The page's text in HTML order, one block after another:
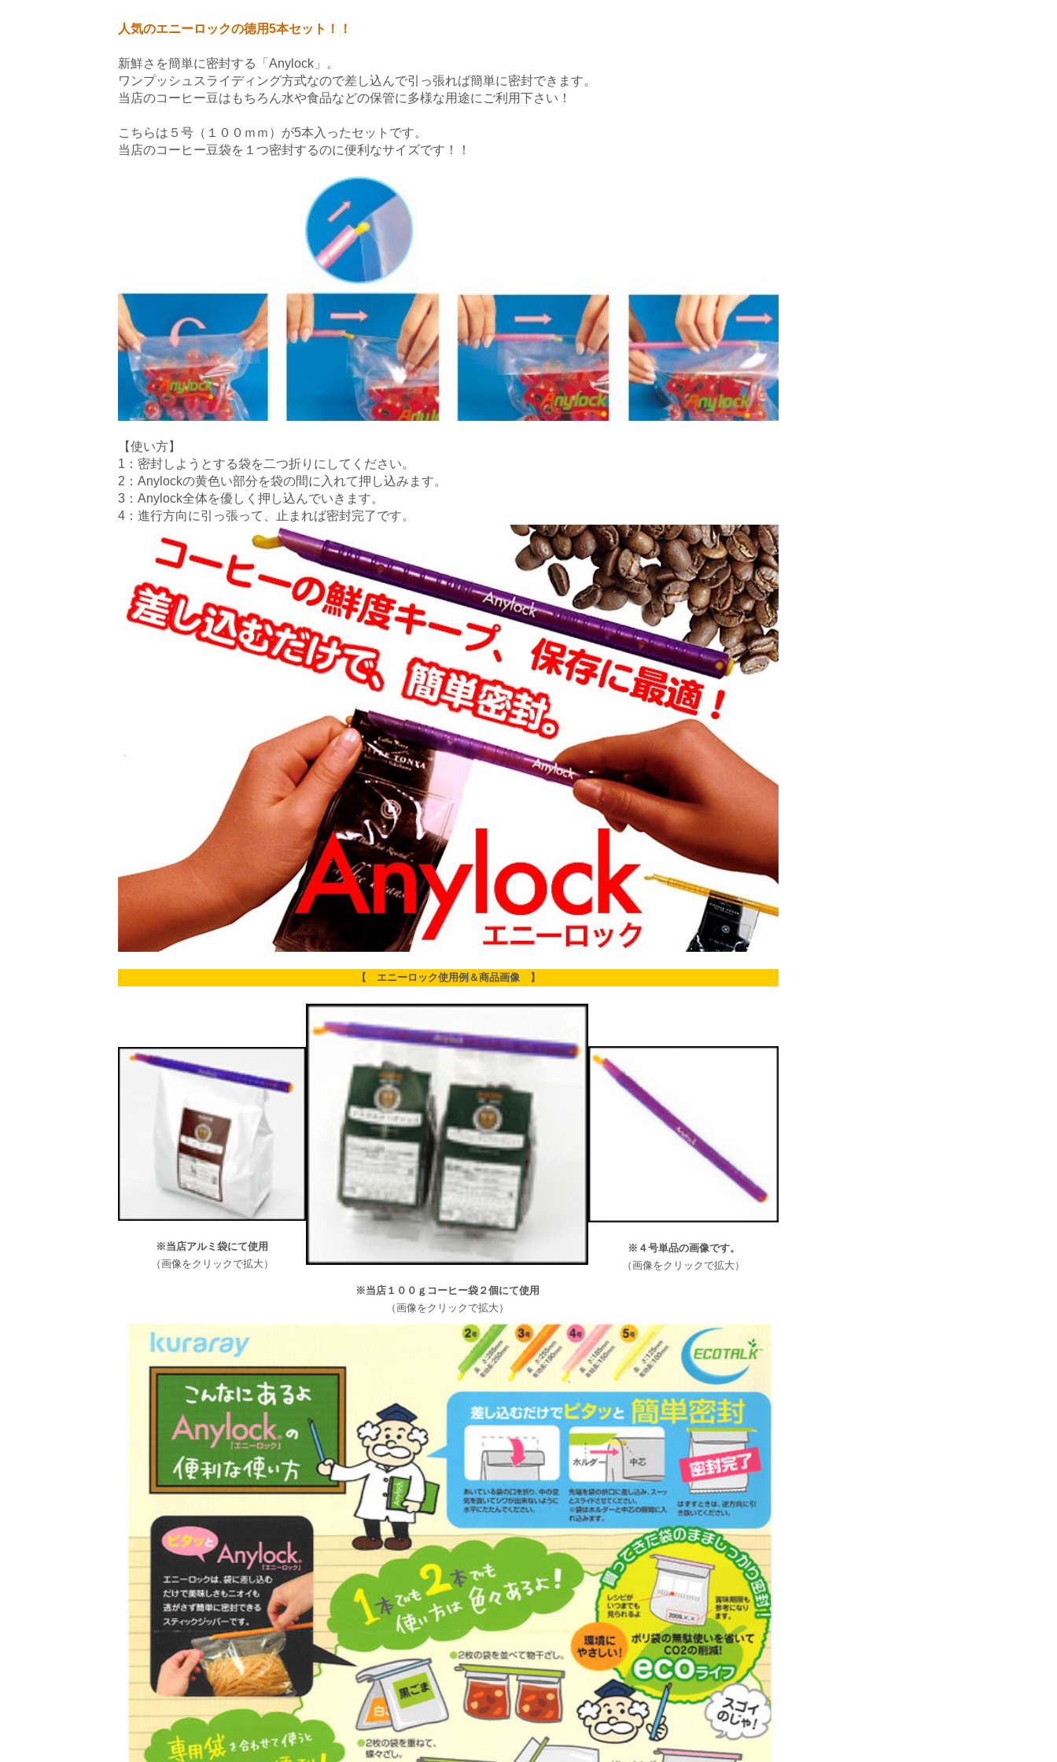
人気のエニーロックの徳用5本セット！！
新鮮さを簡単に密封する「Anylock」。
ワンプッシュスライディング方式なので差し込んで引っ張れば簡単に密封できます。
当店のコーヒー豆はもちろん水や食品などの保管に多様な用途にご利用下さい！
こちらは５号（１００ｍｍ）が5本入ったセットです。
当店のコーヒー豆袋を１つ密封するのに便利なサイズです！！
【使い方】
1：密封しようとする袋を二つ折りにしてください。
2：Anylockの黄色い部分を袋の間に入れて押し込みます。
3：Anylock全体を優しく押し込んでいきます。
4：進行方向に引っ張って、止まれば密封完了です。
【 エニーロック使用例＆商品画像 】
※当店アルミ袋にて使用
（画像をクリックで拡大）
※当店１００ｇコーヒー袋２個にて使用
（画像をクリックで拡大）
※４号単品の画像です。
（画像をクリックで拡大）